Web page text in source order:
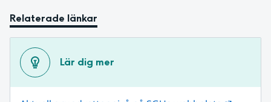
Relaterade länkar
Lär dig mer